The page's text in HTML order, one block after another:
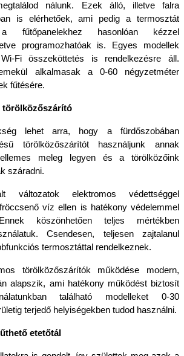
nálunk. Ezek álló, illetve falra
is elérhetőek, ami pedig a termosztát
fűtőpanelekhez hasonlóan kézzel
programozhatóak is. Egyes modellek
Fi összeköttetés is rendelkezésre áll.
alkalmasak a 0-60 négyzetméter
fűtésére.
törölközőszárító
lehet arra, hogy a fürdőszobában
törölközőszárítót használjunk annak
meleg legyen és a törölközőink
száradni.
változatok elektromos védettséggel
víz ellen is hatékony védelemmel
köszönhetően teljes mértékben
Csendesen, teljesen zajtalanul
termosztáttal rendelkeznek.
törölközőszárítók működése modern,
alapszik, ami hatékony működést biztosít
található modelleket 0-30
terjedő helyiségekben tudod használni.
etetőtál